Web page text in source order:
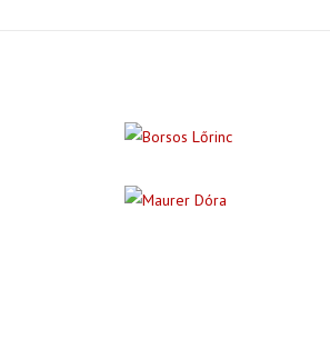
es, illetve a 41-es villamossal a Szent Margit
a 165-ös autóbusszal érhető el.